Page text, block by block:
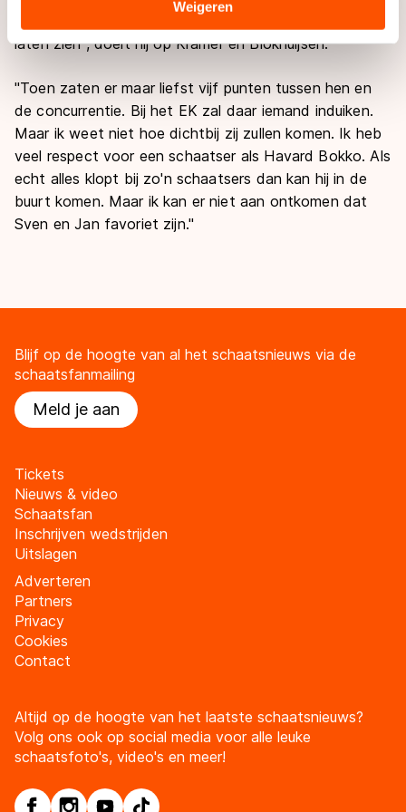
Sommige partners kunnen gegevens doorgeven aan
landen buiten de EU, zoals de VS, waar mogelijk geen
adequaat beschermingsniveau geldt volgens de GDPR.
overdracht. Meer informatie vindt u in onscookiebeleid
Weigeren
en Jan bij het NK allround een werelds niveau hebben
laten zien", doelt hij op Kramer en Blokhuijsen.
"Toen zaten er maar liefst vijf punten tussen hen en
de concurrentie. Bij het EK zal daar iemand induiken.
Maar ik weet niet hoe dichtbij zij zullen komen. Ik heb
veel respect voor een schaatser als Havard Bokko. Als
echt alles klopt bij zo'n schaatsers dan kan hij in de
buurt komen. Maar ik kan er niet aan ontkomen dat
Sven en Jan favoriet zijn."
Blijf op de hoogte van al het schaatsnieuws via de
schaatsfanmailing
Meld je aan
Tickets
Nieuws & video
Schaatsfan
Inschrijven wedstrijden
Uitslagen
Adverteren
Partners
Privacy
Cookies
Contact
Altijd op de hoogte van het laatste schaatsnieuws?
Volg ons ook op social media voor alle leuke
schaatsfoto's, video's en meer!